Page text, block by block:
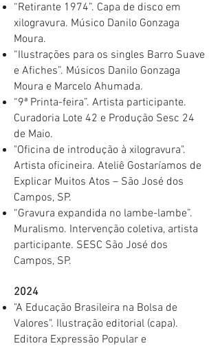
“Retirante 1974”. Capa de disco em
xilogravura. Músico Danilo Gonzaga
Moura.
“Ilustrações para os singles Barro Suave
e Afiches”. Músicos Danilo Gonzaga
Moura e Marcelo Ahumada.
“9ª Printa-feira”. Artista participante.
Curadoria Lote 42 e Produção Sesc 24
de Maio.
"Oficina de introdução à xilogravura".
Artista oficineira. Ateliê Gostaríamos de
Explicar Muitos Atos – São José dos
Campos, SP.
“Gravura expandida no lambe-lambe”.
Muralismo. Intervenção coletiva, artista
participante. SESC São José dos
Campos, SP.
2024
"A Educação Brasileira na Bolsa de
Valores". Ilustração editorial (capa).
Editora Expressão Popular e